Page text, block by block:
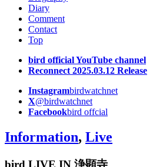
Diary
Comment
Contact
Top
bird official YouTube channel
Reconnect 2025.03.12 Release
Instagrambirdwatchnet
X@birdwatchnet
Facebookbird offcial
Information, Live
bird LIVE IN 浄顕寺